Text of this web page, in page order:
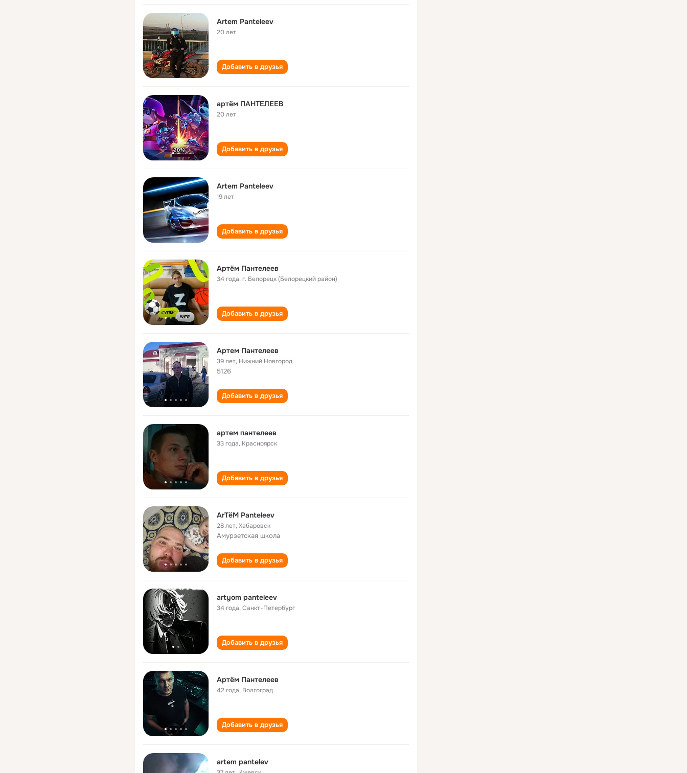
Artem Panteleev
20 лет
Добавить в друзья
артëм ПАНТЕЛЕЕВ
20 лет
Добавить в друзья
Artem Panteleev
19 лет
Добавить в друзья
Артём Пантелеев
34 года,г. Белорецк (Белорецкий район)
Добавить в друзья
Артем Пантелеев
39 лет, Нижний Новгород
5126
Добавить в друзья
артем пантелеев
33 года, Красноярск
Добавить в друзья
ArTёM Panteleev
28 лет,Хабаровск
Амурзетская школа
Добавить в друзья
artyom panteleev
34 года,Санкт-Петербург
Добавить в друзья
Артём Пантелеев
42 года, Волгоград
Добавить в друзья
artem pantelev